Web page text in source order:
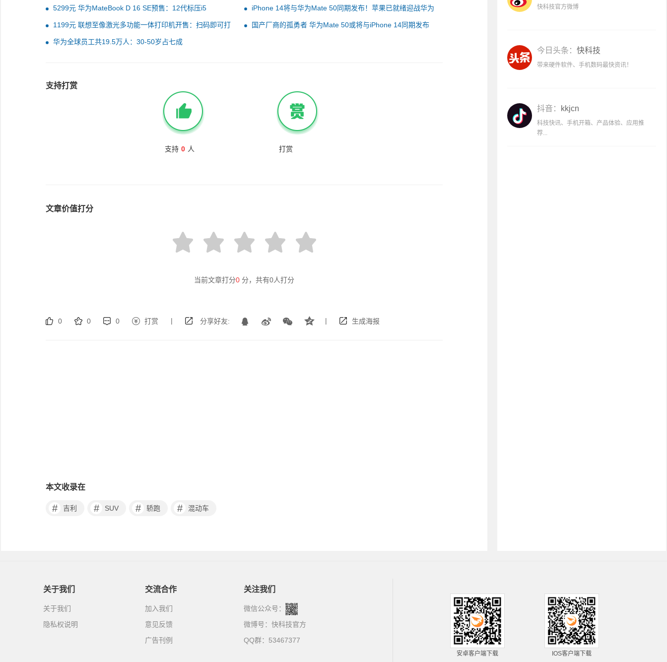
5299元 华为MateBook D 16 SE预售：12代标压i5
iPhone 14将与华为Mate 50同期发布！苹果已就绪迎战华为
新品开卖时间都定了
1199元 联想至像激光多功能一体打印机开售：扫码即可打
国产厂商的孤勇者 华为Mate 50或将与iPhone 14同期发布
华为全球员工共19.5万人：30-50岁占七成
支持打赏
支持 0 人 打赏
文章价值打分
当前文章打分0 分，共有0人打分
0 0 0 打赏 | 分享好友: | 生成海报
本文收录在
# 吉利 # SUV # 轿跑 # 混动车
快科技官方微博
今日头条： 快科技
带来硬件软件、手机数码最快资讯！
抖音： kkjcn
科技快讯、手机开箱、产品体验、应用推
荐...
关于我们
关于我们
隐私权说明
交流合作
加入我们
意见反馈
广告刊例
关注我们
微信公众号：
微博号： 快科技官方
QQ群：53467377
安卓客户端下载 IOS客户端下载